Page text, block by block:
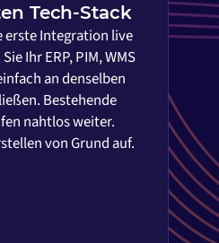
Tech-Stack
erste Integration live
Ihr ERP, PIM, WMS
an denselben
Bestehende
nahtlos weiter.
von Grund auf.